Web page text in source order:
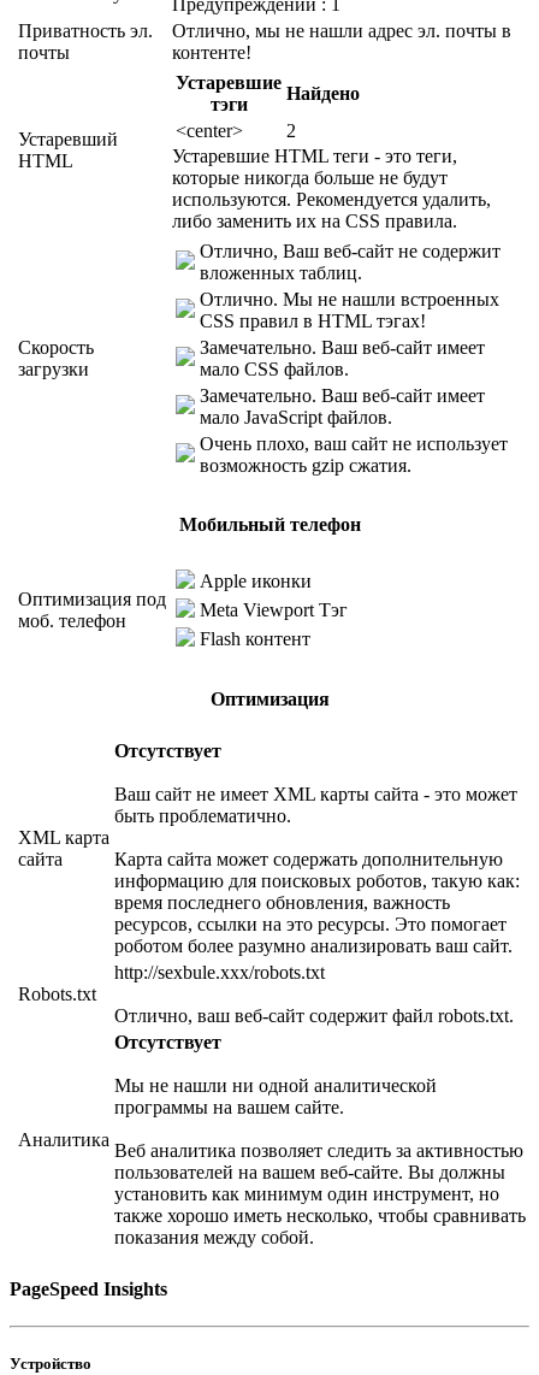
Предупреждений : 1
Приватность эл.
почты
Отлично, мы не нашли адрес эл. почты в
контенте!
Устаревший
HTML
Устаревшие
тэги
Найдено
<center>
2
Устаревшие HTML теги - это теги,
которые никогда больше не будут
используются. Рекомендуется удалить,
либо заменить их на CSS правила.
Скорость
загрузки
Отлично, Ваш веб-сайт не содержит
вложенных таблиц.
Отлично. Мы не нашли встроенных
CSS правил в HTML тэгах!
Замечательно. Ваш веб-сайт имеет
мало CSS файлов.
Замечательно. Ваш веб-сайт имеет
мало JavaScript файлов.
Очень плохо, ваш сайт не использует
возможность gzip сжатия.
Мобильный телефон
Оптимизация под
моб. телефон
Apple иконки
Meta Viewport Тэг
Flash контент
Оптимизация
XML карта
сайта
Отсутствует
Ваш сайт не имеет XML карты сайта - это может
быть проблематично.
Карта сайта может содержать дополнительную
информацию для поисковых роботов, такую как:
время последнего обновления, важность
ресурсов, ссылки на это ресурсы. Это помогает
роботом более разумно анализировать ваш сайт.
Robots.txt
http://sexbule.xxx/robots.txt
Отлично, ваш веб-сайт содержит файл robots.txt.
Аналитика
Отсутствует
Мы не нашли ни одной аналитической
программы на вашем сайте.
Веб аналитика позволяет следить за активностью
пользователей на вашем веб-сайте. Вы должны
установить как минимум один инструмент, но
также хорошо иметь несколько, чтобы сравнивать
показания между собой.
PageSpeed Insights
Устройство